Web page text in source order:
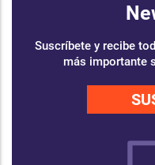
Suscríbete y recibe
más importante